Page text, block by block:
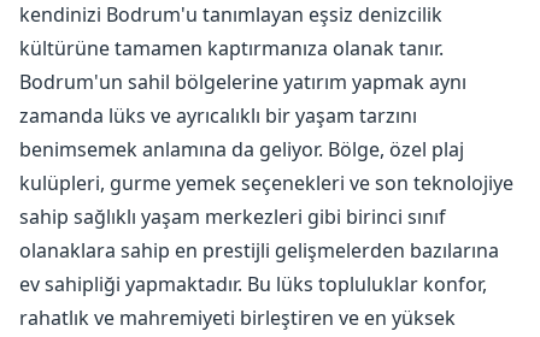
kendinizi Bodrum'u tanımlayan eşsiz denizcilik
kültürüne tamamen kaptırmanıza olanak tanır.
Bodrum'un sahil bölgelerine yatırım yapmak aynı
zamanda lüks ve ayrıcalıklı bir yaşam tarzını
benimsemek anlamına da geliyor. Bölge, özel plaj
kulüpleri, gurme yemek seçenekleri ve son teknolojiye
sahip sağlıklı yaşam merkezleri gibi birinci sınıf
olanaklara sahip en prestijli gelişmelerden bazılarına
ev sahipliği yapmaktadır. Bu lüks topluluklar konfor,
rahatlık ve mahremiyeti birleştiren ve en yüksek